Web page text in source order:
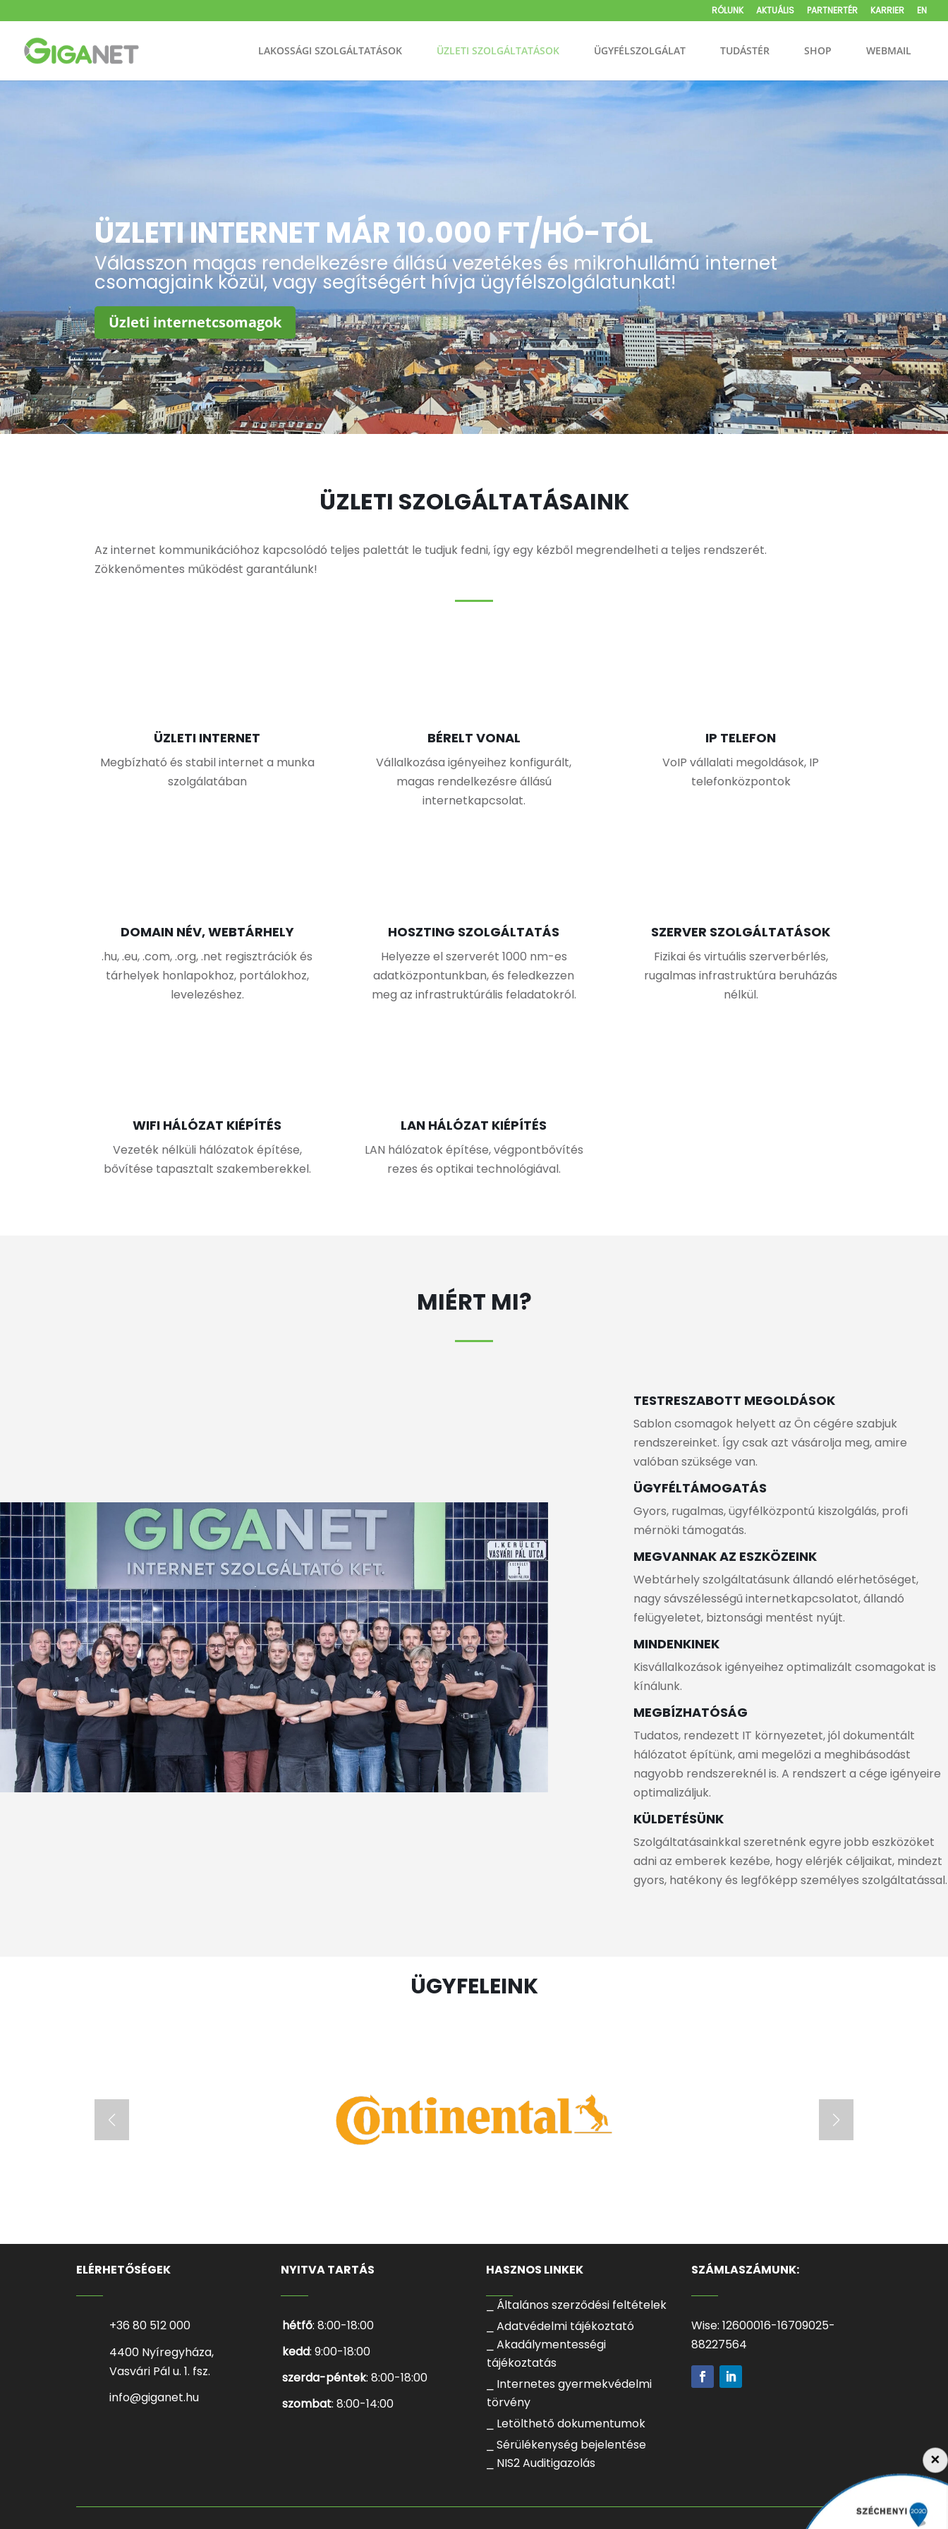
RÓLUNK AKTUÁLIS PARTNERTÉR KARRIER EN
LAKOSSÁGI SZOLGÁLTATÁSOK ÜZLETI SZOLGÁLTATÁSOK ÜGYFÉLSZOLGÁLAT TUDÁSTÉR SHOP WEBMAIL
ÜZLETI INTERNET MÁR 10.000 FT/HÓ-TÓL
Válasszon magas rendelkezésre állású vezetékes és mikrohullámú internet
csomagjaink közül, vagy segítségért hívja ügyfélszolgálatunkat!
Üzleti internetcsomagok
ÜZLETI SZOLGÁLTATÁSAINK
Az internet kommunikációhoz kapcsolódó teljes palettát le tudjuk fedni, így egy kézből megrendelheti a teljes rendszerét.
Zökkenőmentes működést garantálunk!
ÜZLETI INTERNET
Megbízható és stabil internet a munka
szolgálatában
BÉRELT VONAL
Vállalkozása igényeihez konfigurált,
magas rendelkezésre állású
internetkapcsolat.
IP TELEFON
VoIP vállalati megoldások, IP
telefonközpontok
DOMAIN NÉV, WEBTÁRHELY
.hu, .eu, .com, .org, .net regisztrációk és
tárhelyek honlapokhoz, portálokhoz,
levelezéshez.
HOSZTING SZOLGÁLTATÁS
Helyezze el szerverét 1000 nm-es
adatközpontunkban, és feledkezzen
meg az infrastruktúrális feladatokról.
SZERVER SZOLGÁLTATÁSOK
Fizikai és virtuális szerverbérlés,
rugalmas infrastruktúra beruházás
nélkül.
WIFI HÁLÓZAT KIÉPÍTÉS
Vezeték nélküli hálózatok építése,
bővítése tapasztalt szakemberekkel.
LAN HÁLÓZAT KIÉPÍTÉS
LAN hálózatok építése, végpontbővítés
rezes és optikai technológiával.
MIÉRT MI?
TESTRESZABOTT MEGOLDÁSOK
Sablon csomagok helyett az Ön cégére szabjuk
rendszereinket. Így csak azt vásárolja meg, amire
valóban szüksége van.
ÜGYFÉLTÁMOGATÁS
Gyors, rugalmas, ügyfélközpontú kiszolgálás, profi
mérnöki támogatás.
MEGVANNAK AZ ESZKÖZEINK
Webtárhely szolgáltatásunk állandó elérhetőséget,
nagy sávszélességű internetkapcsolatot, állandó
felügyeletet, biztonsági mentést nyújt.
MINDENKINEK
Kisvállalkozások igényeihez optimalizált csomagokat is
kínálunk.
MEGBÍZHATÓSÁG
Tudatos, rendezett IT környezetet, jól dokumentált
hálózatot építünk, ami megelőzi a meghibásodást
nagyobb rendszereknél is. A rendszert a cége igényeire
optimalizáljuk.
KÜLDETÉSÜNK
Szolgáltatásainkkal szeretnénk egyre jobb eszközöket
adni az emberek kezébe, hogy elérjék céljaikat, mindezt
gyors, hatékony és legfőképp személyes szolgáltatással.
ÜGYFELEINK
ELÉRHETŐSÉGEK
+36 80 512 000
4400 Nyíregyháza,
Vasvári Pál u. 1. fsz.
info@giganet.hu
NYITVA TARTÁS
hétfő: 8:00-18:00
kedd: 9:00-18:00
szerda-péntek: 8:00-18:00
szombat: 8:00-14:00
HASZNOS LINKEK
⎯ Általános szerződési feltételek
⎯ Adatvédelmi tájékoztató
⎯ Akadálymentességi
tájékoztatás
⎯ Internetes gyermekvédelmi
törvény
⎯ Letölthető dokumentumok
⎯ Sérülékenység bejelentése
⎯ NIS2 Auditigazolás
SZÁMLASZÁMUNK:
Wise: 12600016-16709025-
88227564
×